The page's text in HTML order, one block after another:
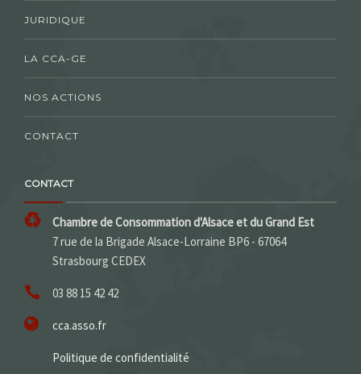
JURIDIQUE
LA CCA-GE
NOS ACTIONS
CONTACT
CONTACT
Chambre de Consommation d'Alsace et du Grand Est
7 rue de la Brigade Alsace-Lorraine BP6 - 67064
Strasbourg CEDEX
03 88 15 42 42
cca.asso.fr
Politique de confidentialité